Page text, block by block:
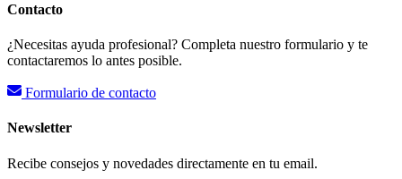
Contacto
¿Necesitas ayuda profesional? Completa nuestro formulario y te
contactaremos lo antes posible.
Formulario de contacto
Newsletter
Recibe consejos y novedades directamente en tu email.